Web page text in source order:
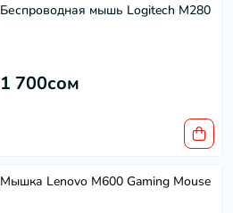
Беспроводная мышь Logitech M280
1 700сом
Мышка Lenovo M600 Gaming Mouse